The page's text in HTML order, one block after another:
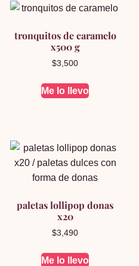
tronquitos de caramelo
x500 g
$3,500
Me lo llevo
paletas lollipop donas
x20
$3,490
Me lo llevo